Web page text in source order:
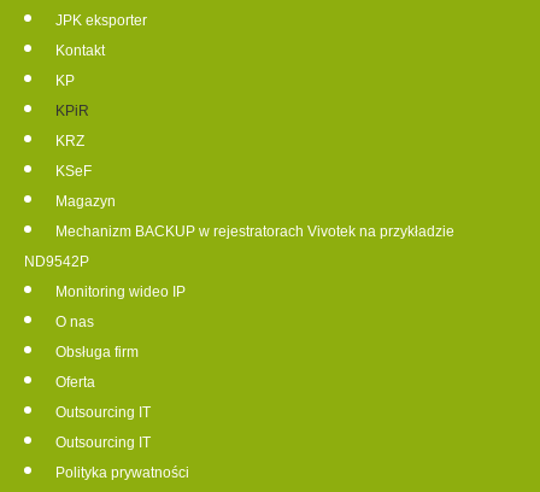
JPK eksporter
Kontakt
KP
KPiR
KRZ
KSeF
Magazyn
Mechanizm BACKUP w rejestratorach Vivotek na przykładzie
ND9542P
Monitoring wideo IP
O nas
Obsługa firm
Oferta
Outsourcing IT
Outsourcing IT
Polityka prywatności